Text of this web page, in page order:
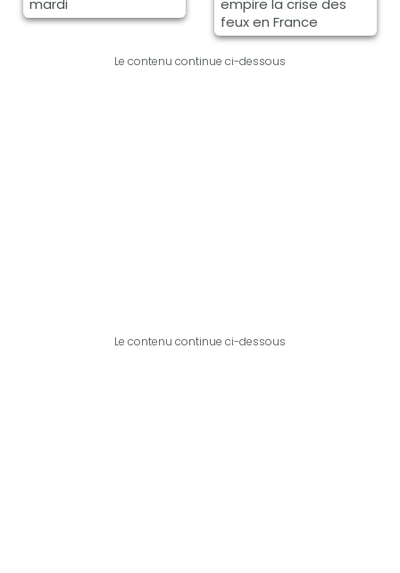
mardi
empire la crise des
feux en France
Le contenu continue ci-dessous
Le contenu continue ci-dessous